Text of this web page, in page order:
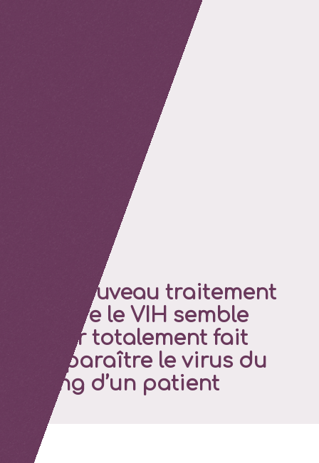
Un nouveau traitement
contre le VIH semble
avoir totalement fait
disparaître le virus du
sang d’un patient